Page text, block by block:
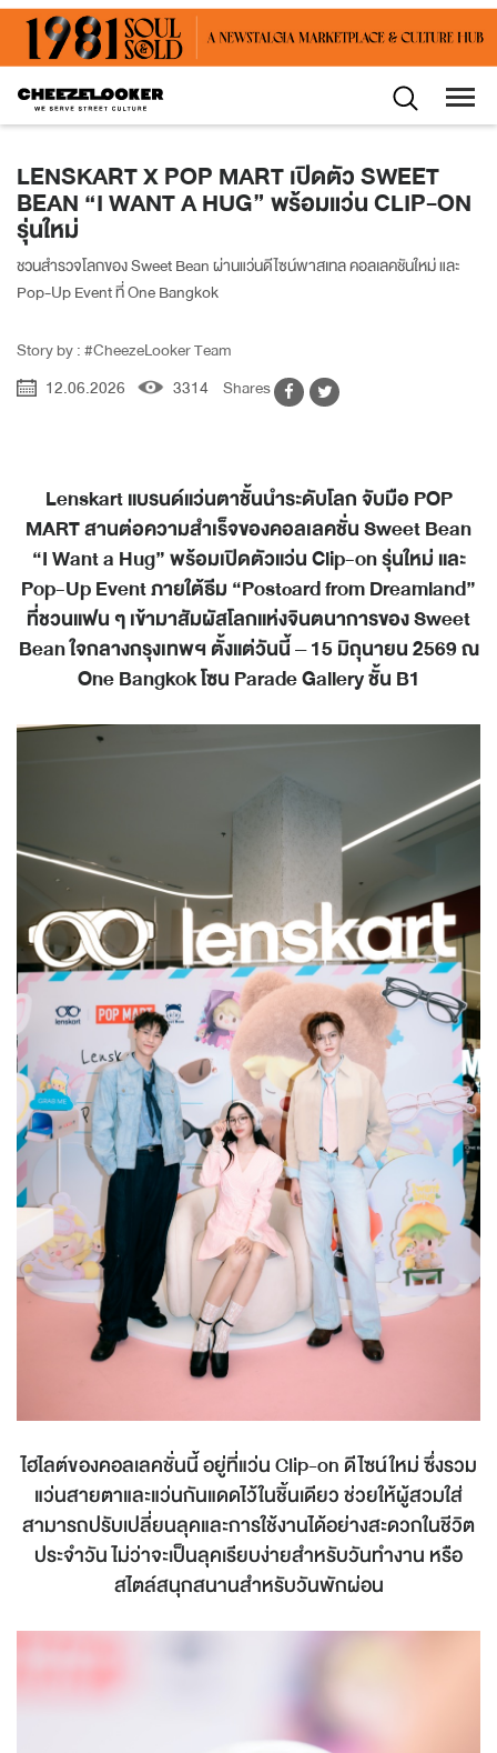
LENSKART X POP MART เปิดตัว SWEET
BEAN “I WANT A HUG” พร้อมแว่น CLIP-ON
รุ่นใหม่
ชวนสำรวจโลกของ Sweet Bean ผ่านแว่นดีไซน์พาสเทล คอลเลคชันใหม่ และ
Pop-Up Event ที่ One Bangkok
Story by : #CheezeLooker Team
12.06.2026
3314 Shares
Lenskartแบรนด์แว่นตาชั้นนำระดับโลก จับมือ POP
MARTสานต่อความสำเร็จของคอลเลคชั่นSweet Bean
“I Want a Hug”พร้อมเปิดตัวแว่นClip-onรุ่นใหม่ และ
Pop-Up Eventภายใต้ธีม “Postcard from Dreamland”
ที่ชวนแฟน ๆ เข้ามาสัมผัสโลกแห่งจินตนาการของSweet
Beanใจกลางกรุงเทพฯ ตั้งแต่วันนี้– 15 มิถุนายน2569ณ
One Bangkokโซน Parade Galleryชั้น B1
ไฮไลต์ของคอลเลคชั่นนี้ อยู่ที่แว่นClip-on ดีไซน์ใหม่ ซึ่งรวม
แว่นสายตาและแว่นกันแดดไว้ในชิ้นเดียว ช่วยให้ผู้สวมใส่
สามารถปรับเปลี่ยนลุคและการใช้งานได้อย่างสะดวกในชีวิต
ประจำวัน ไม่ว่าจะเป็นลุคเรียบง่ายสำหรับวันทำงาน หรือ
สไตล์สนุกสนานสำหรับวันพักผ่อน